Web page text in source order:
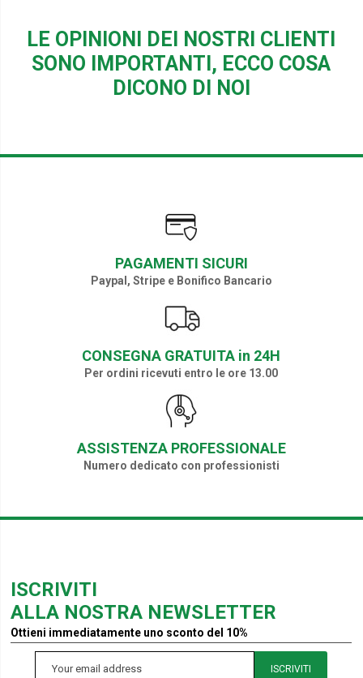
LE OPINIONI DEI NOSTRI CLIENTI
SONO IMPORTANTI, ECCO COSA
DICONO DI NOI
PAGAMENTI SICURI
Paypal, Stripe e Bonifico Bancario
CONSEGNA GRATUITA in 24H
Per ordini ricevuti entro le ore 13.00
ASSISTENZA PROFESSIONALE
Numero dedicato con professionisti
ISCRIVITI
ALLA NOSTRA NEWSLETTER
Ottieni immediatamente uno sconto del 10%
ISCRIVITI